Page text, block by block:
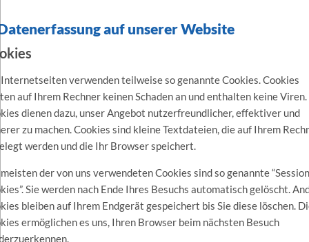
auf unserer Website
verwenden teilweise so genannte Cookies. Cookies
auf Ihrem Rechner keinen Schaden an und enthalten keine Viren.
dienen dazu, unser Angebot nutzerfreundlicher, effektiver und
zu machen. Cookies sind kleine Textdateien, die auf Ihrem
werden und die Ihr Browser speichert.
der von uns verwendeten Cookies sind so genannte
Sie werden nach Ende Ihres Besuchs automatisch gelöscht.
bleiben auf Ihrem Endgerät gespeichert bis Sie diese löschen.
ermöglichen es uns, Ihren Browser beim nächsten Besuch